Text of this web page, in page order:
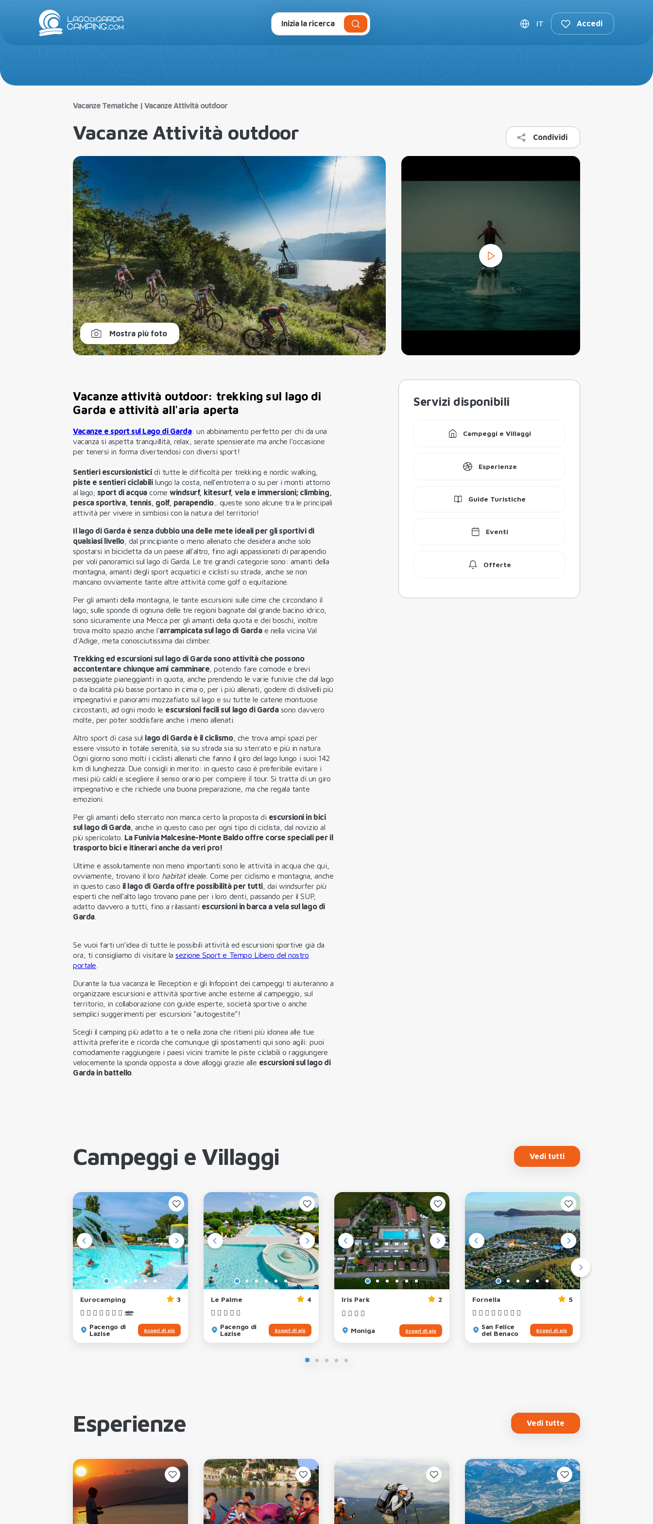
Campeggi e Villaggi Esperienze IT Accedi
Vacanze Tematiche| Vacanze Attività outdoor
Vacanze Attività outdoor Condividi
Mostra più foto
Vacanze attività outdoor: trekking sul lago di
Garda e attività all'aria aperta
Vacanze e sport sul Lago di Garda: un abbinamento perfetto per chi da una
vacanza si aspetta tranquillità, relax, serate spensierate ma anche l’occasione
per tenersi in forma divertendosi con diversi sport!
Sentieri escursionisticidi tutte le difficoltà per trekking e nordic walking,
piste e sentieri ciclabililungo la costa, nell’entroterra o su per i monti attorno
al lago; sport di acquacome windsurf, kitesurf, vela e immersioni; climbing,
pesca sportiva, tennis, golf, parapendio... queste sono alcune tra le principali
attività per vivere in simbiosi con la natura del territorio!
Il lago di Garda è senza dubbio una delle mete ideali per gli sportivi di
qualsiasi livello, dal principiante o meno allenato che desidera anche solo
spostarsi in bicicletta da un paese all'altro, fino agli appassionati di parapendio
per voli panoramici sul lago di Garda. Le tre grandi categorie sono: amanti della
montagna, amanti degli sport acquatici e ciclisti su strada, anche se non
mancano ovviamente tante altre attività come golf o equitazione.
Per gli amanti della montagna, le tante escursioni sulle cime che circondano il
lago, sulle sponde di ognuna delle tre regioni bagnate dal grande bacino idrico,
sono sicuramente una Mecca per gli amanti della quota e dei boschi, inoltre
trova molto spazio anche l' arrampicata sul lago di Gardae nella vicina Val
d'Adige, meta conosciutissima dai climber.
Trekking ed escursioni sul lago di Garda sono attività che possono
accontentare chiunque ami camminare, potendo fare comode e brevi
passeggiate pianeggianti in quota, anche prendendo le varie funivie che dal lago
o da località più basse portano in cima o, per i più allenati, godere di dislivelli più
impegnativi e panorami mozzafiato sul lago e su tutte le catene montuose
circostanti, ad ogni modo le escursioni facili sul lago di Gardasono davvero
molte, per poter soddisfare anche i meno allenati.
Altro sport di casa sul lago di Garda è il ciclismo, che trova ampi spazi per
essere vissuto in totale serenità, sia su strada sia su sterrato e più in natura.
Ogni giorno sono molti i ciclisti allenati che fanno il giro del lago lungo i suoi 142
km di lunghezza. Due consigli in merito: in questo caso è preferibile evitare i
mesi più caldi e scegliere il senso orario per compiere il tour. Si tratta di un giro
impegnativo e che richiede una buona preparazione, ma che regala tante
emozioni.
Per gli amanti dello sterrato non manca certo la proposta di escursioni in bici
sul lago di Garda, anche in questo caso per ogni tipo di ciclista, dal novizio al
più spericolato. La Funivia Malcesine-Monte Baldo offre corse speciali per il
trasporto bici e itinerari anche da veri pro!
Ultime e assolutamente non meno importanti sono le attività in acqua che qui,
ovviamente, trovano il loro habitatideale. Come per ciclismo e montagna, anche
in questo caso il lago di Garda offre possibilità per tutti, dai windsurfer più
esperti che nell'alto lago trovano pane per i loro denti, passando per il SUP,
adatto davvero a tutti, fino a rilassanti escursioni in barca a vela sul lago di
Garda.
Se vuoi farti un’idea di tutte le possibili attività ed escursioni sportive già da
ora, ti consigliamo di visitare lasezione Sport e Tempo Libero del nostro
portale.
Durante la tua vacanza le Reception e gli Infopoint dei campeggi ti aiuteranno a
organizzare escursioni e attività sportive anche esterne al campeggio, sul
territorio, in collaborazione con guide esperte, società sportive o anche
semplici suggerimenti per escursioni “autogestite”!
Scegli il camping più adatto a te o nella zona che ritieni più idonea alle tue
attività preferite e ricorda che comunque gli spostamenti qui sono agili: puoi
comodamente raggiungere i paesi vicini tramite le piste ciclabili o raggiungere
velocemente la sponda opposta a dove alloggi grazie alle escursioni sul lago di
Garda in battello.
Servizi disponibili
Campeggi e Villaggi
Esperienze
Guide Turistiche
Eventi
Offerte
Campeggi e Villaggi Vedi tutti
Eurocamping 3
Pacengo di
Lazise
Scopri di più
Le Palme 4
Pacengo di
Lazise
Scopri di più
Iris Park 2
Moniga Scopri di più
Fornella 5
San Felice
del Benaco
Scopri di più
Esperienze Vedi tutte